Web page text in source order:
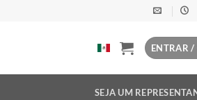
ENTRAR /
SEJA UM